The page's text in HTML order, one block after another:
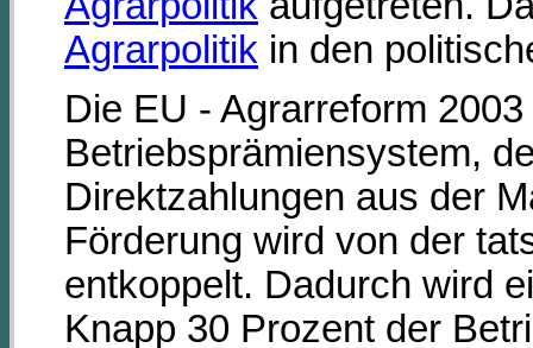
Agrarpolitik in den
Die EU - Agrarreform
Betriebsprämiensystem,
Direktzahlungen aus der
Förderung wird von der
entkoppelt. Dadurch wird
Knapp 30 Prozent der